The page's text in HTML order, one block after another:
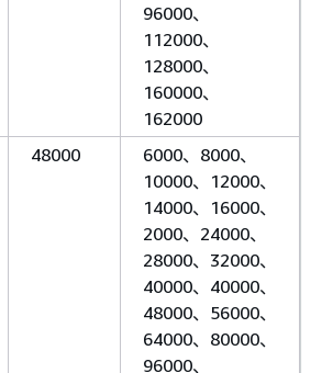
96000、
112000、
128000、
160000、
162000
48000
6000、8000、
10000、12000、
14000、16000、
2000、24000、
28000、32000、
40000、40000、
48000、56000、
64000、80000、
96000、